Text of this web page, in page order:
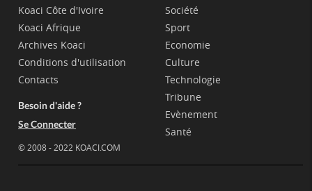
Koaci Côte d'Ivoire
Koaci Afrique
Archives Koaci
Conditions d'utilisation
Contacts
Besoin d'aide ?
Se Connecter
© 2008 - 2022 KOACI.COM
Société
Sport
Economie
Culture
Technologie
Tribune
Evènement
Santé